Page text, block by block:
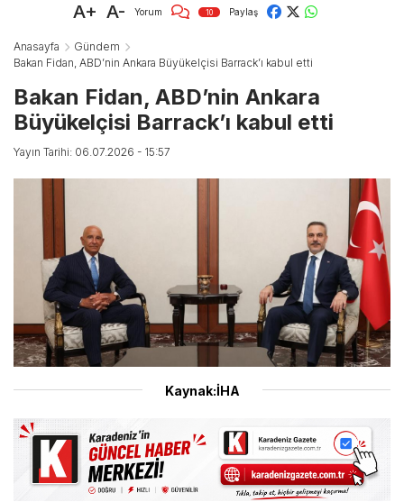
A+ A- Yorum 10 Paylaş
Anasayfa
Gündem
Bakan Fidan, ABD’nin Ankara Büyükelçisi Barrack’ı kabul etti
Bakan Fidan, ABD’nin Ankara
Büyükelçisi Barrack’ı kabul etti
Yayın Tarihi: 06.07.2026 - 15:57
Kaynak:İHA